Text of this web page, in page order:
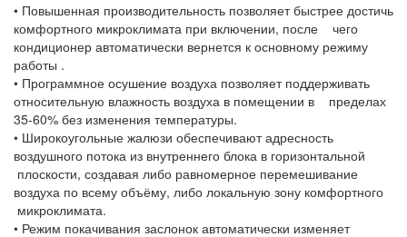
• Повышенная производительность позволяет быстрее достичь
комфортного микроклимата при включении, после чего
кондиционер автоматически вернется к основному режиму
работы .
• Программное осушение воздуха позволяет поддерживать
относительную влажность воздуха в помещении в пределах
35-60% без изменения температуры.
• Широкоугольные жалюзи обеспечивают адресность
воздушного потока из внутреннего блока в горизонтальной
плоскости, создавая либо равномерное перемешивание
воздуха по всему объёму, либо локальную зону комфортного
микроклимата.
• Режим покачивания заслонок автоматически изменяет